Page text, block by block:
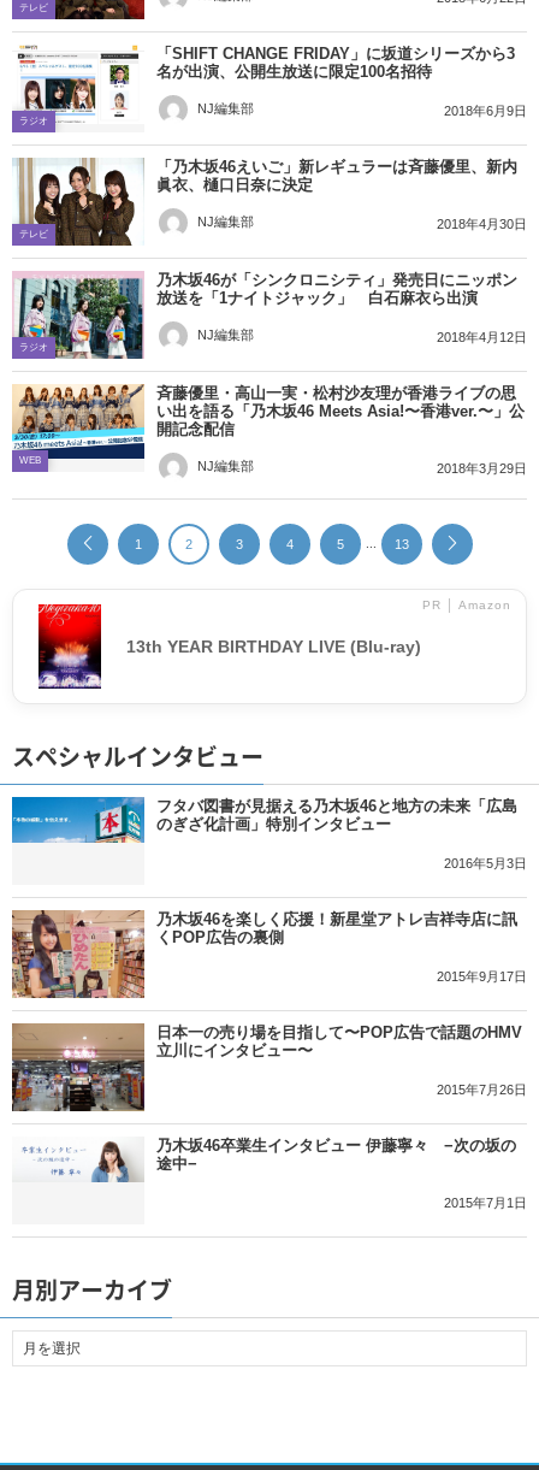
テレビ
ラジオ
「SHIFT CHANGE FRIDAY」に坂道シリーズから3
名が出演、公開生放送に限定100名招待
NJ編集部 2018年6月9日
テレビ
「乃木坂46えいご」新レギュラーは斉藤優里、新内
眞衣、樋口日奈に決定
NJ編集部 2018年4月30日
ラジオ
乃木坂46が「シンクロニシティ」発売日にニッポン
放送を「1ナイトジャック」 白石麻衣ら出演
NJ編集部 2018年4月12日
WEB
斉藤優里・高山一実・松村沙友理が香港ライブの思
い出を語る「乃木坂46 Meets Asia!〜香港ver.〜」公
開記念配信
NJ編集部 2018年3月29日
1 2 3 4 5 13
PR │ Amazon
13th YEAR BIRTHDAY LIVE (Blu-ray)
スペシャルインタビュー
フタバ図書が見据える乃木坂46と地方の未来「広島
のぎざ化計画」特別インタビュー
2016年5月3日
乃木坂46を楽しく応援！新星堂アトレ吉祥寺店に訊
くPOP広告の裏側
2015年9月17日
日本一の売り場を目指して〜POP広告で話題のHMV
立川にインタビュー〜
2015年7月26日
乃木坂46卒業生インタビュー 伊藤寧々 −次の坂の
途中−
2015年7月1日
月別アーカイブ